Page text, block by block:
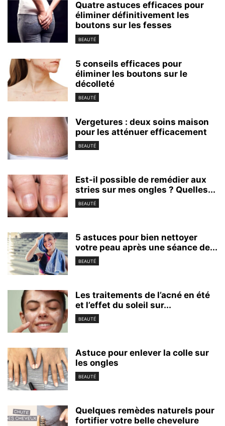
Quatre astuces efficaces pour
éliminer définitivement les
boutons sur les fesses
BEAUTÉ
5 conseils efficaces pour
éliminer les boutons sur le
décolleté
BEAUTÉ
Vergetures : deux soins maison
pour les atténuer efficacement
BEAUTÉ
Est-il possible de remédier aux
stries sur mes ongles ? Quelles...
BEAUTÉ
5 astuces pour bien nettoyer
votre peau après une séance de...
BEAUTÉ
Les traitements de l’acné en été
et l’effet du soleil sur...
BEAUTÉ
Astuce pour enlever la colle sur
les ongles
BEAUTÉ
Quelques remèdes naturels pour
fortifier votre belle chevelure